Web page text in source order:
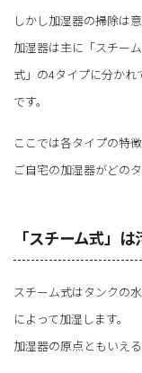
しかし加湿器の掃除は
加湿器は主に「スチー
式」の4タイプに分か
です。
ここでは各タイプの特
ご自宅の加湿器がどの
「スチーム式」
スチーム式はタンクの
によって加湿します。
加湿器の原点ともいえ